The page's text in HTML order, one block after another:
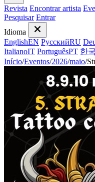
Revista Encontrar artista
Pesquisar Entrar
Idioma
EnglishEN РусскийRU
ItalianoIT PortuguêsPT 한
Início/Eventos/2026/maio/